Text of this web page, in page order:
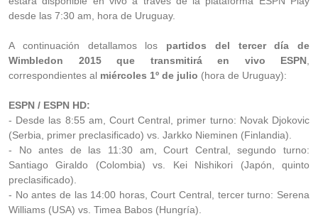
desde las 7:30 am, hora de Uruguay.
A continuación detallamos los partidos del tercer día de
Wimbledon 2015 que transmitirá en vivo ESPN
correspondientes al miércoles 1º de julio (hora de Uruguay):
ESPN / ESPN HD:
- Desde las 8:55 am, Court Central, primer turno: Novak Djokovic
(Serbia, primer preclasificado) vs. Jarkko Nieminen (Finlandia).
- No antes de las 11:30 am, Court Central, segundo turno:
Santiago Giraldo (Colombia) vs. Kei Nishikori (Japón, quinto
preclasificado).
- No antes de las 14:00 horas, Court Central, tercer turno: Serena
Williams (USA) vs. Timea Babos (Hungría).